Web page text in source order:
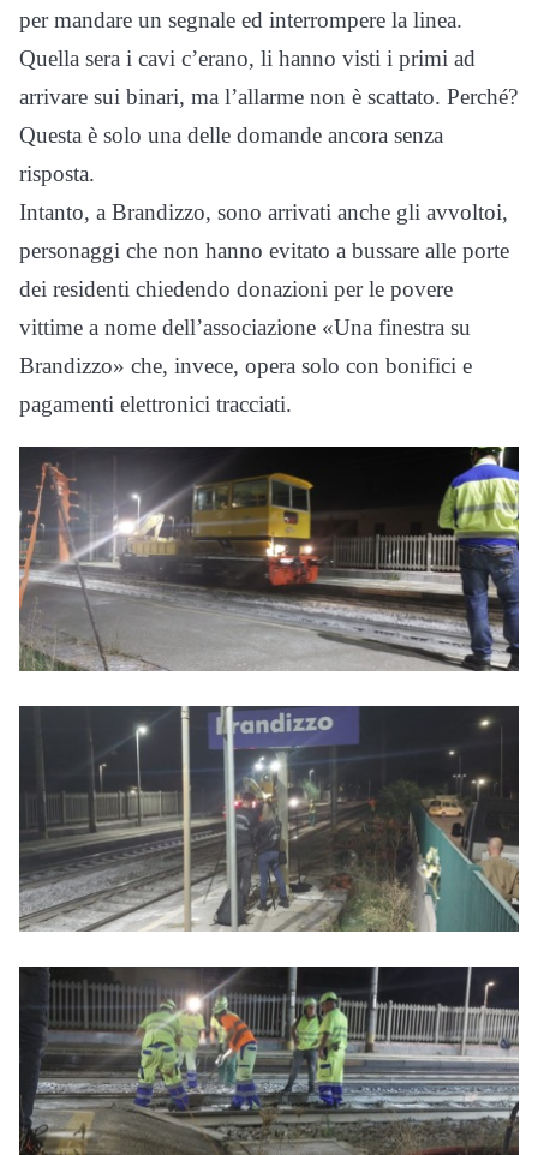
per mandare un segnale ed interrompere la linea.
Quella sera i cavi c’erano, li hanno visti i primi ad
arrivare sui binari, ma l’allarme non è scattato. Perché?
Questa è solo una delle domande ancora senza
risposta.
Intanto, a Brandizzo, sono arrivati anche gli avvoltoi,
personaggi che non hanno evitato a bussare alle porte
dei residenti chiedendo donazioni per le povere
vittime a nome dell’associazione «Una finestra su
Brandizzo» che, invece, opera solo con bonifici e
pagamenti elettronici tracciati.